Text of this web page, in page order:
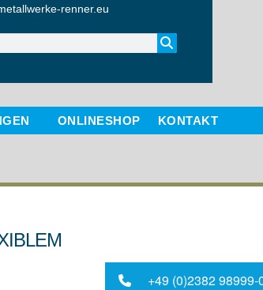
renner.eu
ONLINESHOP KONTAKT
A
+49 (0)2382 98999-